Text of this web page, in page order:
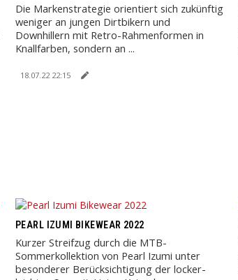
Die Markenstrategie orientiert sich zukünftig
weniger an jungen Dirtbikern und
Downhillern mit Retro-Rahmenformen in
Knallfarben, sondern an ...
18.07.22 22:15
PEARL IZUMI BIKEWEAR 2022
Kurzer Streifzug durch die MTB-
Sommerkollektion von Pearl Izumi unter
besonderer Berücksichtigung der locker-